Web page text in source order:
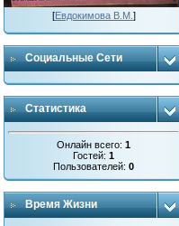
[Евдокимова В.М. ]
Социальные Сети
Статистика
Онлайн всего:1
Гостей:1
Пользователей:0
Время Жизни